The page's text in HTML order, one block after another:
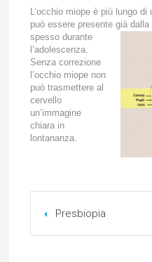
L’occhio miope è più lungo
può essere presente già
spesso durante
l’adolescenza.
Senza correzione
l’occhio miope non
può trasmettere al
cervello
un’immagine
chiara in
lontananza.
Presbiopia